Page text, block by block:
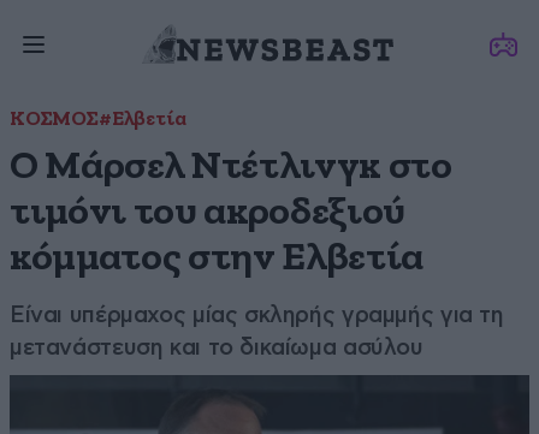
ΚΟΣΜΟΣ#Ελβετία
Ο Μάρσελ Ντέτλινγκ στο
τιμόνι του ακροδεξιού
κόμματος στην Ελβετία
Είναι υπέρμαχος μίας σκληρής γραμμής για τη
μετανάστευση και το δικαίωμα ασύλου